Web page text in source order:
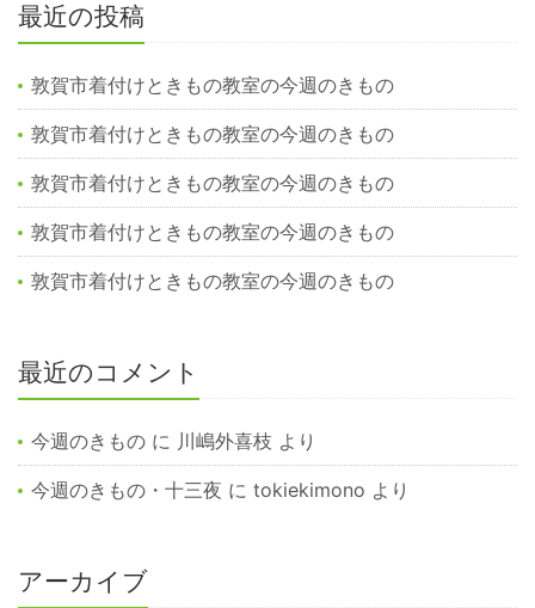
最近の投稿
敦賀市着付けときもの教室の今週のきもの
敦賀市着付けときもの教室の今週のきもの
敦賀市着付けときもの教室の今週のきもの
敦賀市着付けときもの教室の今週のきもの
敦賀市着付けときもの教室の今週のきもの
最近のコメント
今週のきもの に 川嶋外喜枝 より
今週のきもの・十三夜 にtokiekimono より
アーカイブ